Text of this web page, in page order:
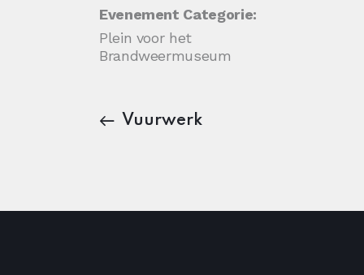
Evenement Categorie:
Plein voor het
Brandweermuseum
Vuurwerk